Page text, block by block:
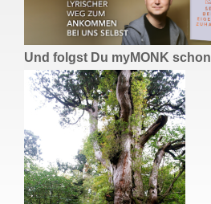
Und folgst Du myMONK schon